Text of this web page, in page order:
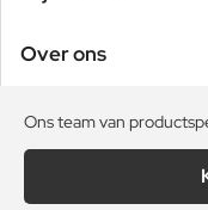
Over ons
Ons team van